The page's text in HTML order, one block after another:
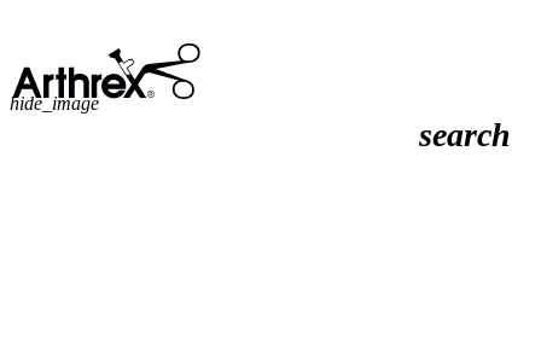
search
hide_image